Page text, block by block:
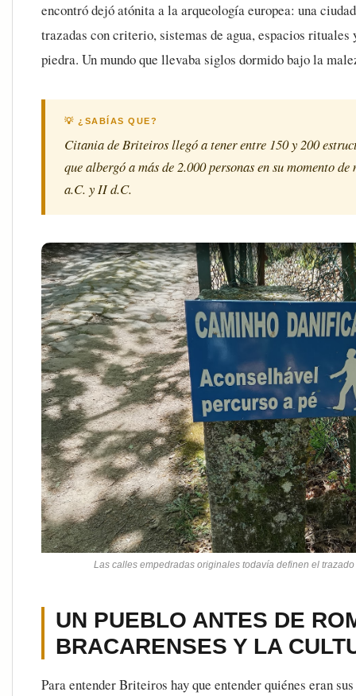
encontró dejó atónita a la arqueología europea: una
trazadas con criterio, sistemas de agua, espacios
piedra. Un mundo que llevaba siglos dormido bajo la
💡 ¿SABÍAS QUE?
Citania de Briteiros llegó a tener entre 150 y 200
que albergó a más de 2.000 personas en su momento
a.C. y II d.C.
Las calles empedradas originales todavía definen el
UN PUEBLO ANTES DE
BRACARENSES Y LA
Para entender Briteiros hay que entender quiénes eran